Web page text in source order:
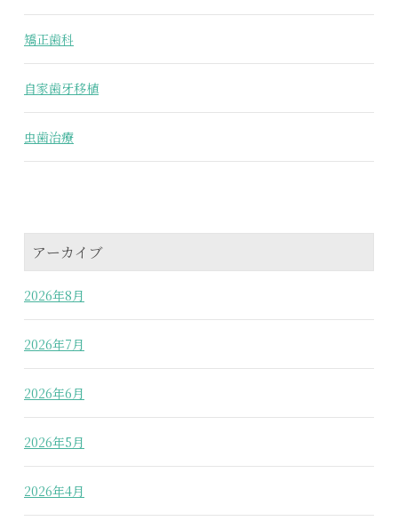
矯正歯科
自家歯牙移植
虫歯治療
アーカイブ
2026年8月
2026年7月
2026年6月
2026年5月
2026年4月